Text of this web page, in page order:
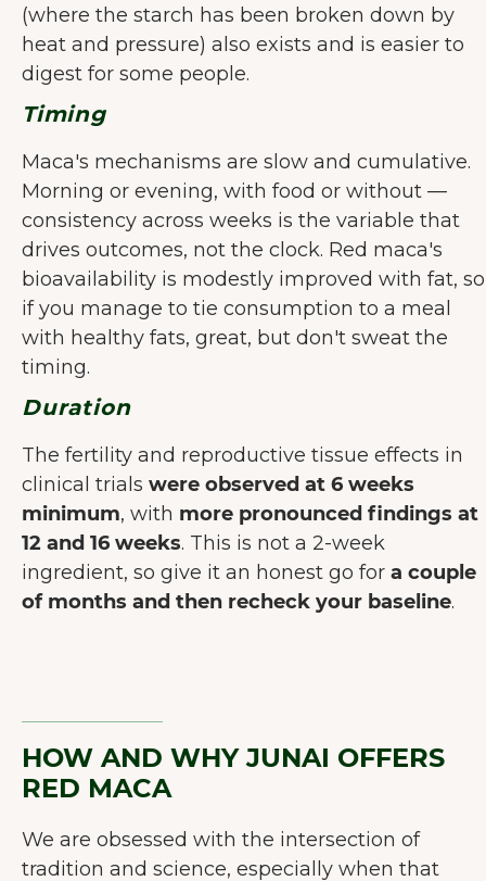
(where the starch has been broken down by
heat and pressure) also exists and is easier to
digest for some people.
Timing
Maca's mechanisms are slow and cumulative.
Morning or evening, with food or without —
consistency across weeks is the variable that
drives outcomes, not the clock. Red maca's
bioavailability is modestly improved with fat, so
if you manage to tie consumption to a meal
with healthy fats, great, but don't sweat the
timing.
Duration
The fertility and reproductive tissue effects in
clinical trials were observed at 6 weeks
minimum, with more pronounced findings at
12 and 16 weeks. This is not a 2-week
ingredient, so give it an honest go for a couple
of months and then recheck your baseline.
HOW AND WHY JUNAI OFFERS
RED MACA
We are obsessed with the intersection of
tradition and science, especially when that